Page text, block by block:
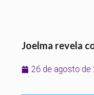
Joelma revela
26 de agosto de